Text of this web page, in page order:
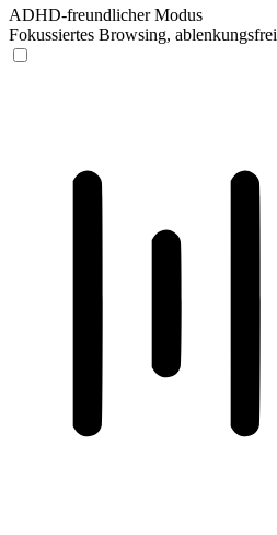
ADHD-freundlicher Modus
Fokussiertes Browsing, ablenkungsfrei